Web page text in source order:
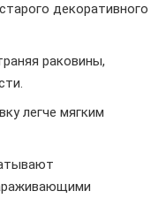
декоративного
раковины,
легче мягким